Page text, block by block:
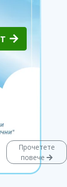
Прочетете
повече